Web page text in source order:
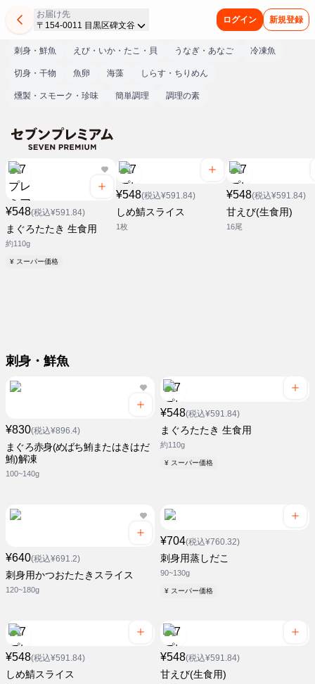
お届け先
〒154-0011 目黒区碑文谷
ログイン 新規登録
刺身・鮮魚 えび・いか・たこ・貝 うなぎ・あなご 冷凍魚
切身・干物 魚卵 海藻 しらす・ちりめん
燻製・スモーク・珍味 簡単調理 調理の素
¥548(税込¥591.84)
まぐろたたき 生食用
約110g
¥ スーパー価格
¥548(税込¥591.84)
しめ鯖スライス
1枚
¥548(税込¥591.84)
甘えび(生食用)
16尾
刺身・鮮魚
¥830(税込¥896.4)
まぐろ赤身(めばち鮪またはきはだ
鮪)解凍
100~140g
¥548(税込¥591.84)
まぐろたたき 生食用
約110g
¥ スーパー価格
¥640(税込¥691.2)
刺身用かつおたたきスライス
120~180g
¥704(税込¥760.32)
刺身用蒸しだこ
90~130g
¥ スーパー価格
¥548(税込¥591.84)
しめ鯖スライス
¥548(税込¥591.84)
甘えび(生食用)